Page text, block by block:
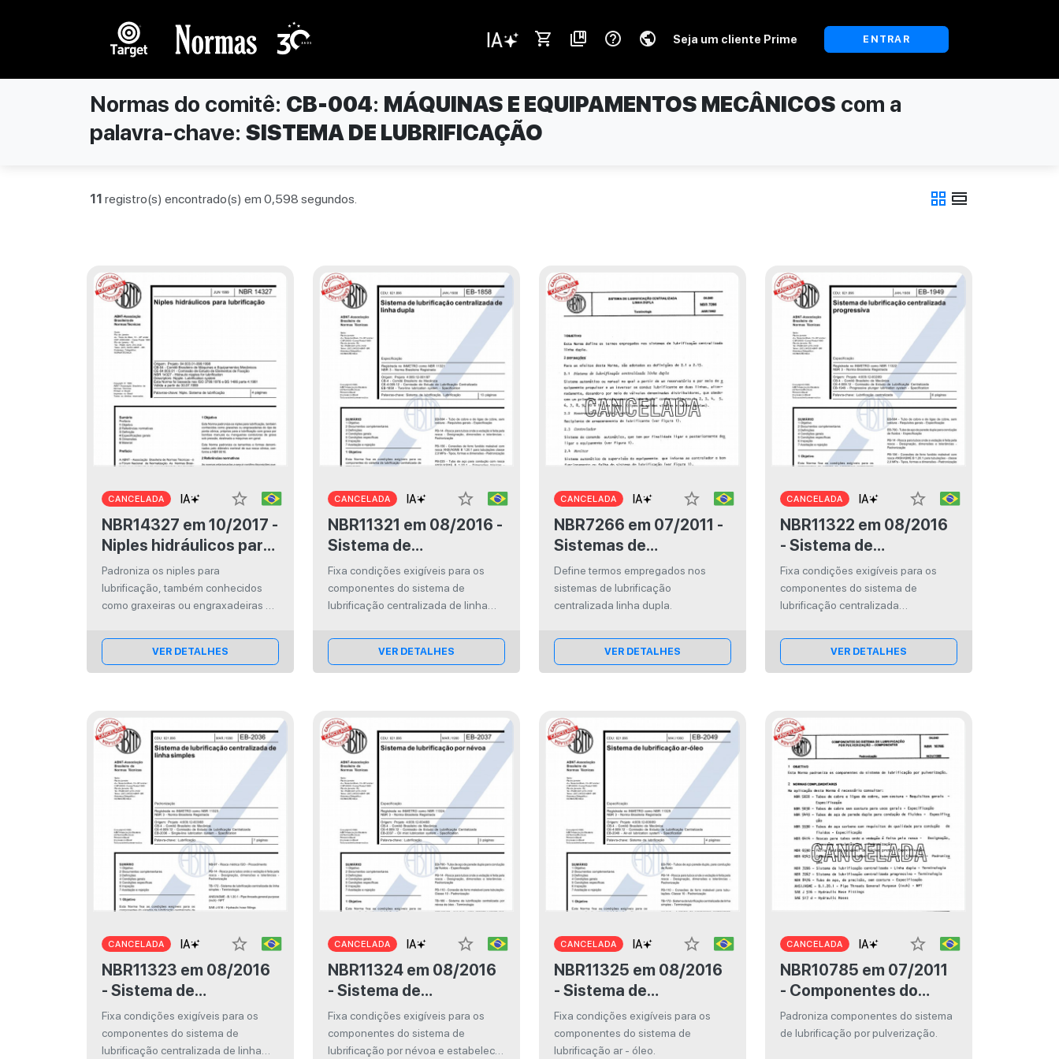
shopping_cart collections_bookmark help_outline public Seja um cliente Prime ENTRAR
Normas do comitê: CB-004: MÁQUINAS E EQUIPAMENTOS MECÂNICOS com a
palavra-chave: SISTEMA DE LUBRIFICAÇÃO
11 registro(s) encontrado(s) em 0,598 segundos. grid_view view_day
CANCELADA
star_border
NBR14327 em 10/2017 -
Niples hidráulicos para
lubrificação
Padroniza os niples para
lubrificação, também conhecidos
como graxeiras ou engraxadeiras do
lubrificação com graxa por bombas
manuais ou mangueiras condutoras
de graxa sob pressão, destinada a
VER DETALHES
CANCELADA
star_border
NBR11321 em 08/2016 -
Sistema de
lubrificação
centralizada de linha
dupla
Fixa condições exigíveis para os
componentes do sistema de
lubrificação centralizada de linha
mínimos a serem observados.
VER DETALHES
CANCELADA
star_border
NBR7266 em 07/2011 -
Sistemas de
lubrificação
centralizada - Linha
dupla
Define termos empregados nos
sistemas de lubrificação
centralizada linha dupla.
VER DETALHES
CANCELADA
star_border
NBR11322 em 08/2016
- Sistema de
lubrificação
centralizada
progressiva
Fixa condições exigíveis para os
componentes do sistema de
lubrificação centralizada
VER DETALHES
CANCELADA
star_border
NBR11323 em 08/2016
- Sistema de
lubrificação
centralizada de linha
simples
Fixa condições exigíveis para os
componentes do sistema de
lubrificação centralizada de linha
CANCELADA
star_border
NBR11324 em 08/2016
- Sistema de
lubrificação por névoa
Fixa condições exigíveis para os
componentes do sistema de
lubrificação por névoa e estabelece
CANCELADA
star_border
NBR11325 em 08/2016
- Sistema de
lubrificação ar-óleo
Fixa condições exigíveis para os
componentes do sistema de
lubrificação ar - óleo.
CANCELADA
star_border
NBR10785 em 07/2011
- Componentes do
sistema de lubrificação
por pulverização -
Padroniza componentes do sistema
de lubrificação por pulverização.